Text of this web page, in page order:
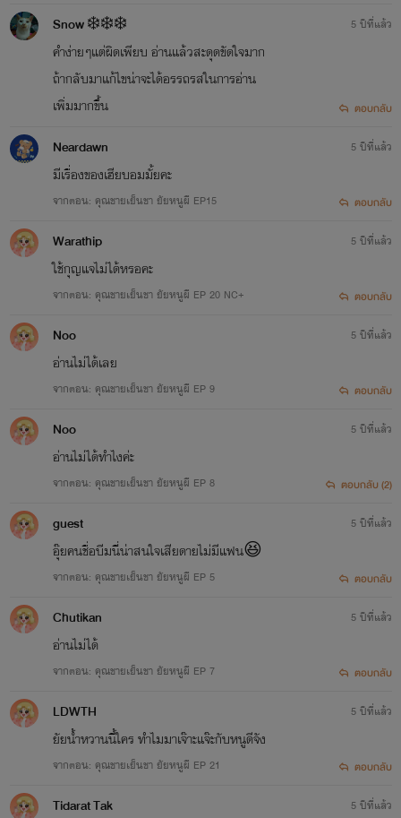
Snow ❄️❄️❄️
คำง่ายๆแต่ผิดเพียบ อ่านแล้วสะดุดขัดใจมาก
ถ้ากลับมาแก้ไขน่าจะได้อรรถรสในการอ่าน
เพิ่มมากขึ้น
5 ปีที่แล้ว
ตอบกลับ
Neardawn
มีเรื่องของเฮียบอมมั้ยคะ
จากตอน: คุณชายเย็นชา ยัยหนูผี EP15
5 ปีที่แล้ว
ตอบกลับ
Warathip
ใช้กุญแจไม่ได้หรอคะ
จากตอน: คุณชายเย็นชา ยัยหนูผี EP 20 NC+
5 ปีที่แล้ว
ตอบกลับ
Noo
อ่านไม่ได้เลย
จากตอน: คุณชายเย็นชา ยัยหนูผี EP 9
5 ปีที่แล้ว
ตอบกลับ
Noo
อ่านไม่ได้ทำไงค่ะ
จากตอน: คุณชายเย็นชา ยัยหนูผี EP 8
5 ปีที่แล้ว
ตอบกลับ (2)
guest
อุ๊ยคนชื่อบีมนี่น่าสนใจเสียดายไม่มีแฟน😆
จากตอน: คุณชายเย็นชา ยัยหนูผี EP 5
5 ปีที่แล้ว
ตอบกลับ
Chutikan
อ่านไม่ได้
จากตอน: คุณชายเย็นชา ยัยหนูผี EP 7
5 ปีที่แล้ว
ตอบกลับ
LDWTH
ยัยน้ำหวานนี้ใคร ทำไมมาเจ๊าะแจ๊ะกับหนูดีจัง
จากตอน: คุณชายเย็นชา ยัยหนูผี EP 21
5 ปีที่แล้ว
ตอบกลับ
Tidarat Tak
5 ปีที่แล้ว